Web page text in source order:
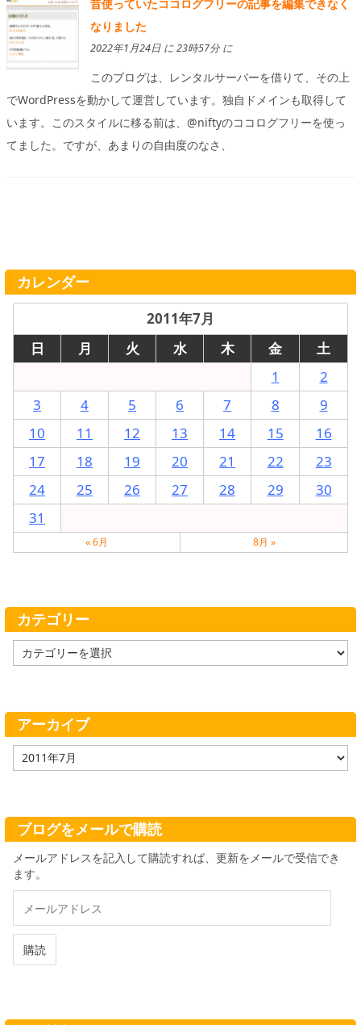
昔使っていたココログフリーの記事を編集できなく
なりました
2022年1月24日 に 23時57分 に
このブログは、レンタルサーバーを借りて、その上
でWordPressを動かして運営しています。独自ドメインも取得して
います。このスタイルに移る前は、@niftyのココログフリーを使っ
てました。ですが、あまりの自由度のなさ、
カレンダー
2011年7月
日
月 火 水 木 金
土
1
2
3
4 5 6 7 8
9
10
11 12 13 14 15
16
17
18 19 20 21 22
23
24
25 26 27 28 29
30
31
« 6月 8月 »
カテゴリー
テ
ー
アーカイブ
ア
ー
ブ
ブログをメールで購読
メールアドレスを記入して購読すれば、更新をメールで受信でき
ます。
ル
ド
購読